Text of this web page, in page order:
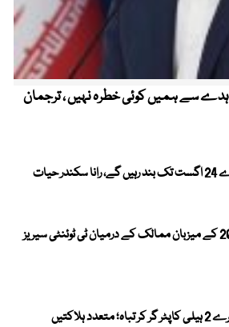
سے ہمیں کوئی خطرہ نہیں ، ترجمان
حیات
ورلڈ کپ 2027 کے میزبان ممالک کے درمیان ٹی ٹوئنٹی سیریز
ہلاکتیں